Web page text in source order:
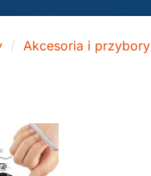
Akcesoria i przybory